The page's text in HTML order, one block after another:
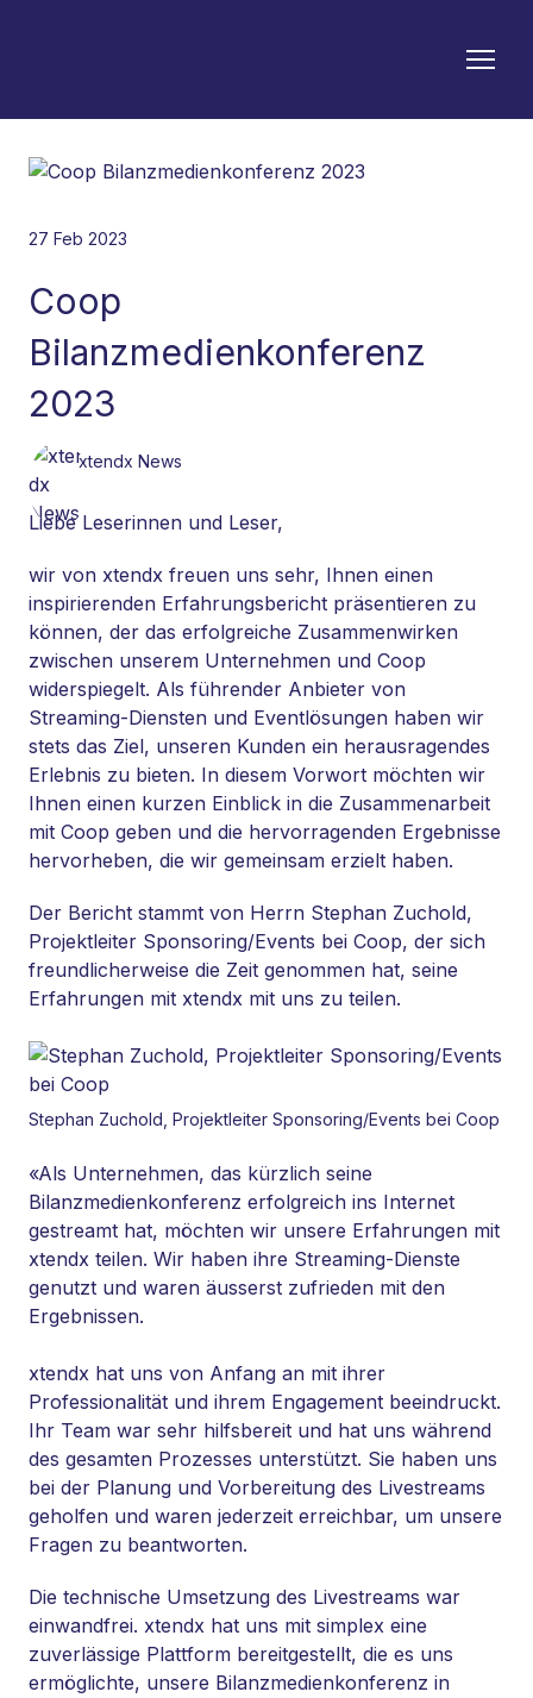
27 Feb 2023
Coop
Bilanzmedienkonferenz
2023
xtendx News
Liebe Leserinnen und Leser,
wir von xtendx freuen uns sehr, Ihnen einen
inspirierenden Erfahrungsbericht präsentieren zu
können, der das erfolgreiche Zusammenwirken
zwischen unserem Unternehmen und Coop
widerspiegelt. Als führender Anbieter von
Streaming-Diensten und Eventlösungen haben wir
stets das Ziel, unseren Kunden ein herausragendes
Erlebnis zu bieten. In diesem Vorwort möchten wir
Ihnen einen kurzen Einblick in die Zusammenarbeit
mit Coop geben und die hervorragenden Ergebnisse
hervorheben, die wir gemeinsam erzielt haben.
Der Bericht stammt von Herrn Stephan Zuchold,
Projektleiter Sponsoring/Events bei Coop, der sich
freundlicherweise die Zeit genommen hat, seine
Erfahrungen mit xtendx mit uns zu teilen.
Stephan Zuchold, Projektleiter Sponsoring/Events bei Coop
«Als Unternehmen, das kürzlich seine
Bilanzmedienkonferenz erfolgreich ins Internet
gestreamt hat, möchten wir unsere Erfahrungen mit
xtendx teilen. Wir haben ihre Streaming-Dienste
genutzt und waren äusserst zufrieden mit den
Ergebnissen.
xtendx hat uns von Anfang an mit ihrer
Professionalität und ihrem Engagement beeindruckt.
Ihr Team war sehr hilfsbereit und hat uns während
des gesamten Prozesses unterstützt. Sie haben uns
bei der Planung und Vorbereitung des Livestreams
geholfen und waren jederzeit erreichbar, um unsere
Fragen zu beantworten.
Die technische Umsetzung des Livestreams war
einwandfrei. xtendx hat uns mit simplex eine
zuverlässige Plattform bereitgestellt, die es uns
ermöglichte, unsere Bilanzmedienkonferenz in